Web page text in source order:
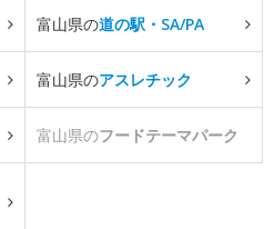
富山県の道の駅・SA/PA
富山県のアスレチック
富山県のフードテーマパーク